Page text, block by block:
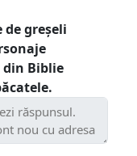
de greșeli
Biblie